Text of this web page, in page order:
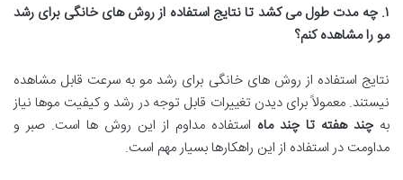
۱.چه مدت طول می کشد تا نتایج استفاده از روش های خانگی برای رشد
مو را مشاهده کنم؟
نتایج استفاده از روش های خانگی برای رشد مو به سرعت قابل مشاهده
نیستند. معمولاً برای دیدن تغییرات قابل توجه در رشد و کیفیت موها نیاز
بهچند هفته تا چند ماه استفاده مداوم از این روش ها است. صبر و
مداومت در استفاده از این راهکارها بسیار مهم است.